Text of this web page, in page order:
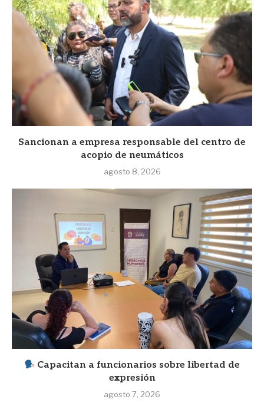
Sancionan a empresa responsable del centro de
acopio de neumáticos
agosto 8, 2026
Capacitan a funcionarios sobre libertad de
expresión
agosto 7, 2026